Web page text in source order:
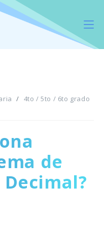
/ 4to / 5to / 6to grado
de